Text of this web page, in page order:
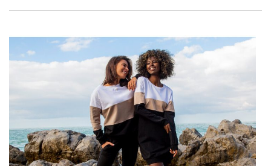
Цветовете на тазгодишната
пролет – които ще оживяват нови
Този сезон дизайнерите препоръчват цветната терапия.
Освен интензивни зелени и портокали, те са чудесни за
тази целсини дрехи на едроонлайн. На кои нюанси си
струва особено да залагате? Вижте:
Аквамарин